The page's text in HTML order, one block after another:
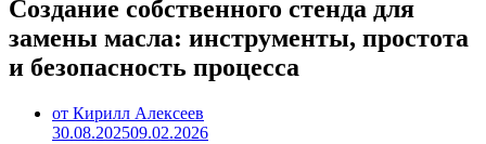
Создание собственного стенда для
замены масла: инструменты, простота
и безопасность процесса
от Кирилл Алексеев
30.08.202509.02.2026